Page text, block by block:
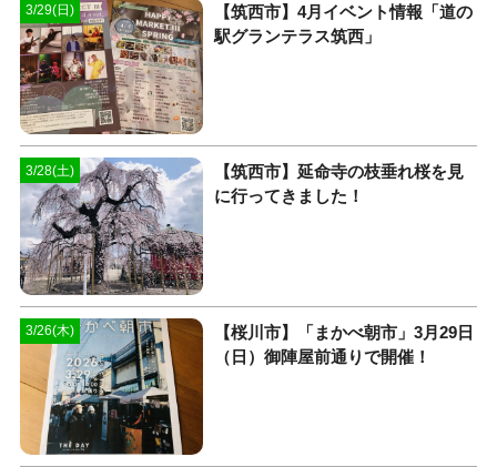
3/29(日)
【筑西市】4月イベント情報「道の
駅グランテラス筑西」
3/28(土)
【筑西市】延命寺の枝垂れ桜を見
に行ってきました！
3/26(木)
【桜川市】「まかべ朝市」3月29日
（日）御陣屋前通りで開催！